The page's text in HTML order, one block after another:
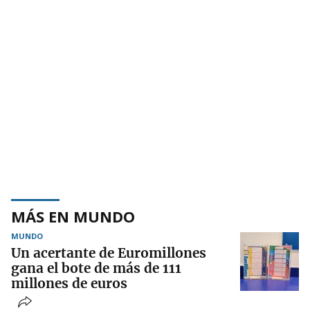
MÁS EN MUNDO
MUNDO
Un acertante de Euromillones
gana el bote de más de 111
millones de euros